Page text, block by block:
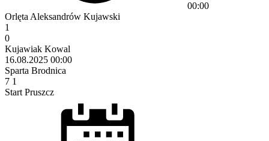
00:00
Orlęta Aleksandrów Kujawski
1
0
Kujawiak Kowal
16.08.2025 00:00
Sparta Brodnica
7 1
Start Pruszcz